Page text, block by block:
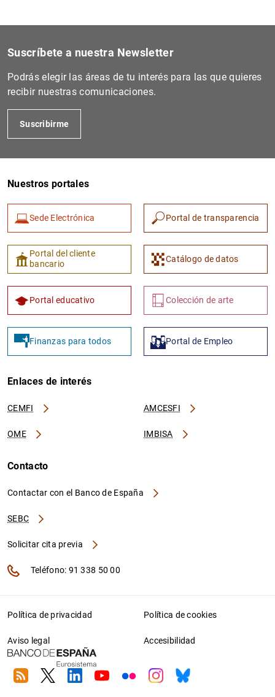
Suscríbete a nuestra Newsletter
Podrás elegir las áreas de tu interés para las que quieres
recibir nuestras comunicaciones.
Suscribirme
Nuestros portales
Sede Electrónica Portal de transparencia
Portal del cliente
bancario
Catálogo de datos
Portal educativo Colección de arte
Finanzas para todos Portal de Empleo
Enlaces de interés
CEMFI AMCESFI
OME IMBISA
Contacto
Contactar con el Banco de España
SEBC
Solicitar cita previa
Teléfono: 91 338 50 00
Política de privacidad Política de cookies
Aviso legal Accesibilidad
RSS TwitterLinkedin
YoutubeFlickrInstagram
Bluesky